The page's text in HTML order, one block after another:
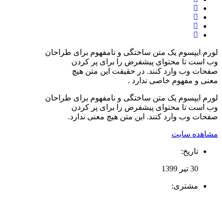
لورم ایپسوم یک متن ساختگی و نامفهوم برای طراحان
وب است تا محتوای پیشفرض را برای پر کردن
صفحات وب وارد کنند. در حقیقت این متن هیچ
معنی و مفهوم خاصی ندارد .
لورم ایپسوم یک متن ساختگی و نامفهوم برای طراحان
وب است تا محتوای پیشفرض را برای پر کردن
صفحات وب وارد کنند. این متن هیچ معنی ندارد.
مشاهده سایت
تاریخ:
30 تیر 1399
مشتری: